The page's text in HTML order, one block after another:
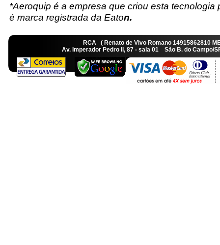
*Aeroquip é a empresa que criou esta
é marca registrada da Eaton.
RCA ( Renato de Vivo Romano
Av. Imperador Pedro II, 87 - sala 01 São B. do